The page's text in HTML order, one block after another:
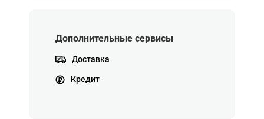
Дополнительные сервисы
Доставка
Кредит